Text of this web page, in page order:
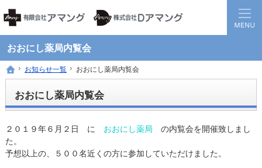
おおにし薬局内覧会
静岡県西部地方の地域医療を担う調剤保険薬局グループです。
患者様と医療機関の間に入り、地域全体の健康に貢献する薬局を目指して
ホーム
お知らせ一覧 おおにし薬局内覧会
おおにし薬局内覧会
２０１９年６月２日 に おおにし薬局 の内覧会を開催致しまし
た。
予想以上の、５００名近くの方に参加していただけました。
ホーム
お知らせ一覧 おおにし薬局内覧会